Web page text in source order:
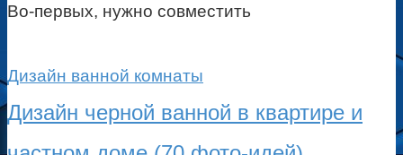
Во-первых, нужно совместить
Дизайн ванной комнаты
Дизайн черной ванной в квартире и